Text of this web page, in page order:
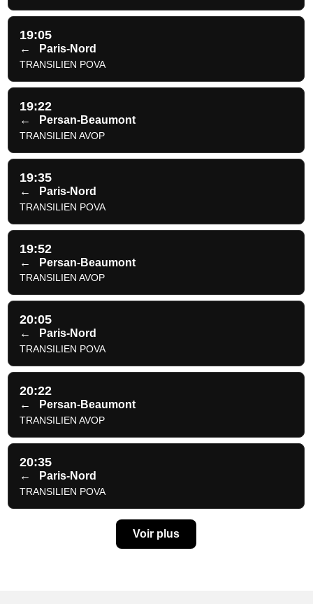
19:05
← Paris-Nord
TRANSILIEN POVA
19:22
← Persan-Beaumont
TRANSILIEN AVOP
19:35
← Paris-Nord
TRANSILIEN POVA
19:52
← Persan-Beaumont
TRANSILIEN AVOP
20:05
← Paris-Nord
TRANSILIEN POVA
20:22
← Persan-Beaumont
TRANSILIEN AVOP
20:35
← Paris-Nord
TRANSILIEN POVA
Voir plus